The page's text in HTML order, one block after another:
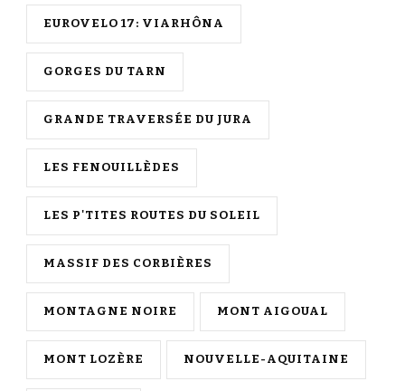
EUROVELO 17: VIARHÔNA
GORGES DU TARN
GRANDE TRAVERSÉE DU JURA
LES FENOUILLÈDES
LES P'TITES ROUTES DU SOLEIL
MASSIF DES CORBIÈRES
MONTAGNE NOIRE MONT AIGOUAL
MONT LOZÈRE NOUVELLE-AQUITAINE